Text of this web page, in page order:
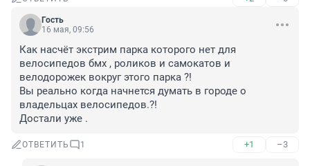
Гость
16 мая, 09:56
Как насчёт экстрим парка которого нет для
велосипедов бмх , роликов и самокатов и
велодорожек вокруг этого парка ?!
Вы реально когда начнется думать в городе о
владельцах велосипедов.?!
Достали уже .
ОТВЕТИТЬ 1 +1 –3